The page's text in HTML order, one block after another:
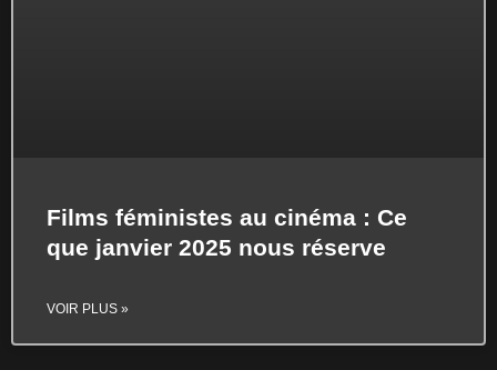
Films féministes au cinéma : Ce
que janvier 2025 nous réserve
VOIR PLUS »